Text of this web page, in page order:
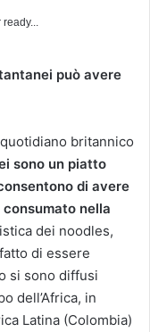
ready...
può avere
britannico
sono un piatto
di avere
nella
dei noodles,
di essere
si sono diffusi
dell’Africa, in
Latina (Colombia)